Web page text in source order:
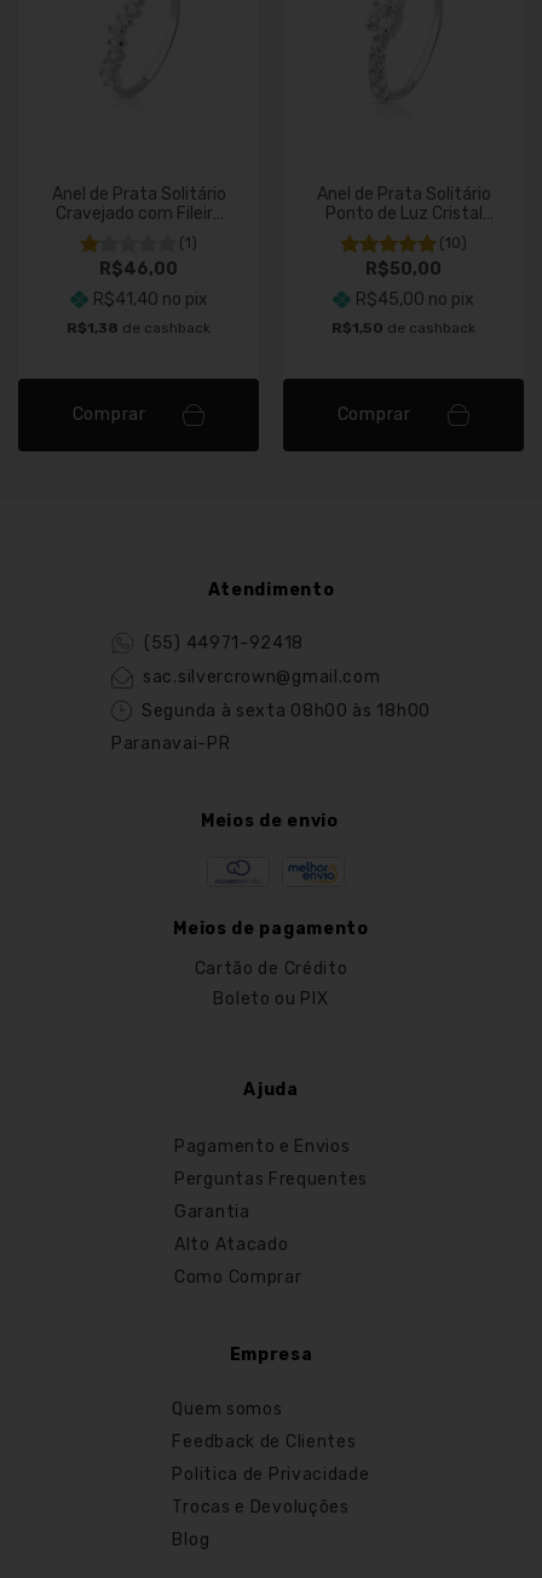
Anel de Prata Solitário
Cravejado com Fileira
(1)
R$46,00
R$41,40 no pix
R$1,38 de cashback
Comprar
Anel de Prata Solitário
Ponto de Luz Cristal
Cravejado(10)
R$50,00
R$45,00 no pix
R$1,50 de cashback
Comprar
Atendimento
(55) 44971-92418
sac.silvercrown@gmail.com
Segunda à sexta 08h00 às 18h00
Paranavai-PR
Meios de envio
Meios de pagamento
Cartão de Crédito
Boleto ou PIX
Ajuda
Pagamento e Envios
Perguntas Frequentes
Garantia
Alto Atacado
Como Comprar
Empresa
Quem somos
Feedback de Clientes
Politica de Privacidade
Trocas e Devoluções
Blog